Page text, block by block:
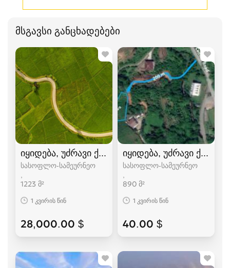
მსგავსი განცხადებები
იყიდება, უძრავი ქონება, მიწის ნაკვეთები
სასოფლო-სამეურნეო
1223 მ²
1 კვირის წინ
28,000.00 $
იყიდება, უძრავი
სასოფლო-სამეურნეო
890 მ²
1 კვირის წინ
40.00 $